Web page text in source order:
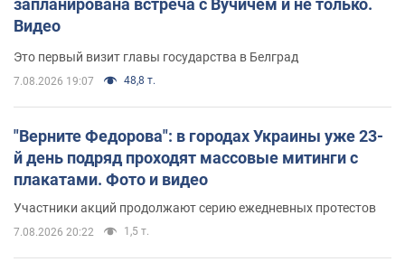
Видео
Это первый визит главы государства в Белград
7.08.2026 19:07 48,8 т.
"Верните Федорова": в городах Украины уже 23-
й день подряд проходят массовые митинги с
плакатами. Фото и видео
Участники акций продолжают серию ежедневных протестов
7.08.2026 20:22 1,5 т.